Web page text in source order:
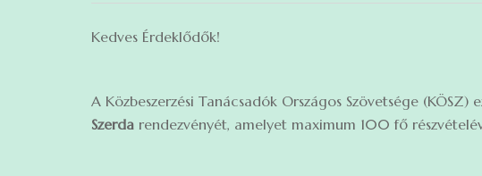
Kedves Érdeklődők!
A Közbeszerzési Tanácsadók Országos Szövetsége
Szerda rendezvényét, amelyet maximum 100 fő